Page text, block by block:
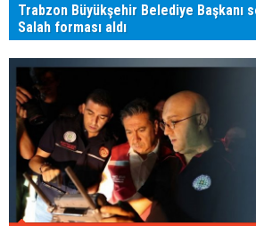
Trabzon Büyükşehir Belediye Başkanı
Salah forması aldı